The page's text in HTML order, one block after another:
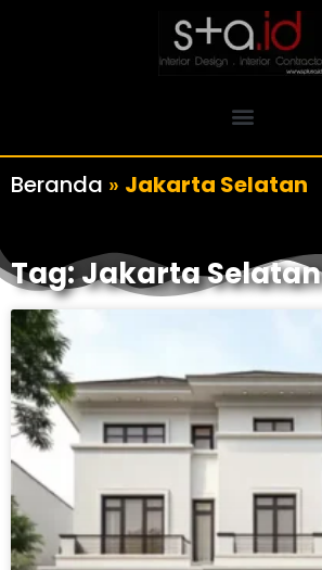
Beranda » Jakarta Selatan
Tag: Jakarta Selatan